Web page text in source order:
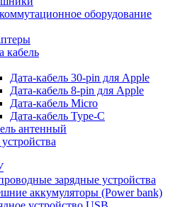
оборудование
кабель
Дата-кабель 30-pin для Apple
Дата-кабель 8-pin для Apple
Дата-кабель Micro
Дата-кабель Type-C
антенный
зарядные устройства
аккумуляторы (Power bank)